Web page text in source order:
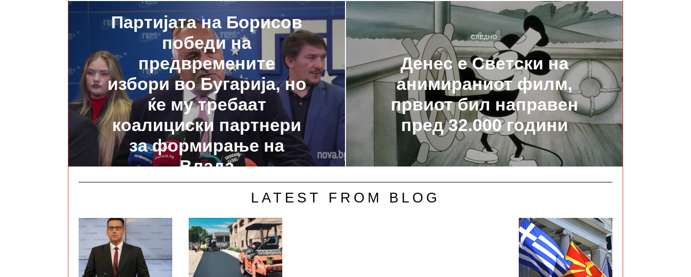
Партијата на Борисов
победи на
предвремените
избори во Бугарија, но
ќе му требаат
коалициски партнери
за формирање на
Влада
СЛЕДНО
Денес е Светски на
анимираниот филм,
првиот бил направен
пред 32.000 години
LATEST FROM BLOG